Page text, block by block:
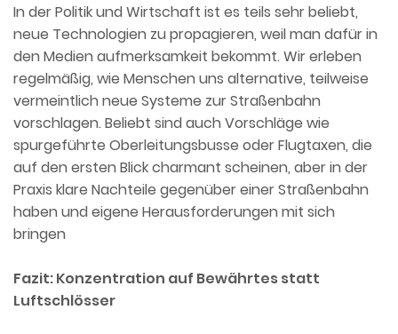
In der Politik und Wirtschaft ist es teils sehr beliebt,
neue Technologien zu propagieren, weil man dafür in
den Medien aufmerksamkeit bekommt. Wir erleben
regelmäßig, wie Menschen uns alternative, teilweise
vermeintlich neue Systeme zur Straßenbahn
vorschlagen. Beliebt sind auch Vorschläge wie
spurgeführte Oberleitungsbusse oder Flugtaxen, die
auf den ersten Blick charmant scheinen, aber in der
Praxis klare Nachteile gegenüber einer Straßenbahn
haben und eigene Herausforderungen mit sich
bringen
Fazit: Konzentration auf Bewährtes statt
Luftschlösser